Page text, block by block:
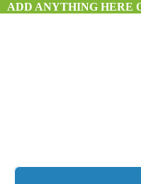
ADD ANYTHING HERE